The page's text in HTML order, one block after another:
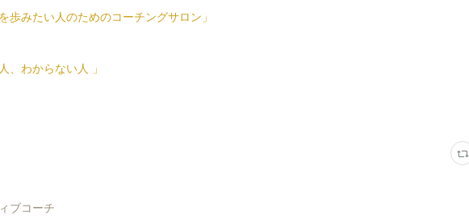
歩みたい人のためのコーチングサロン」
、わからない人 」
ブコーチ